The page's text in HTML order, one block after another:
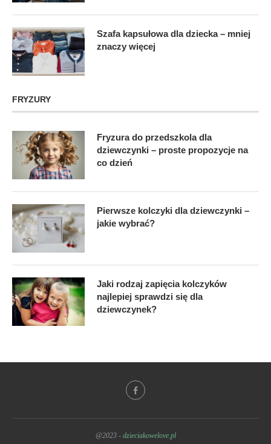
Szafa kapsułowa dla dziecka – mniej
znaczy więcej
FRYZURY
Fryzura do przedszkola dla
dziewczynki – proste propozycje na
co dzień
Pierwsze kolczyki dla dziewczynki –
jakie wybrać?
Jaki rodzaj zapięcia kolczyków
najlepiej sprawdzi się dla
dziewczynek?
@2023 - dzieciakowelove.pl